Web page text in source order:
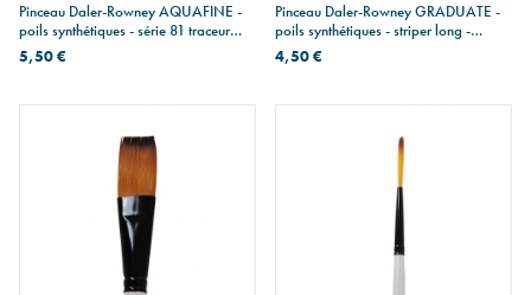
Pinceau Daler-Rowney AQUAFINE -
poils synthétiques - série 81 traceur
extra court
5,50 €
Pinceau Daler-Rowney GRADUATE -
poils synthétiques - striper long -
manche court
4,50 €